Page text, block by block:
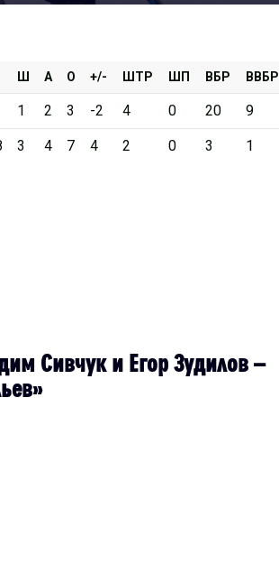
Сибирские Cнайперы
Спутник Ал
Ш А О +/- ШТР ШП ВБР ВВБР
1 2 3 -2 4 0 20 9
3 4 7 4 2 0 3 1
Сивчук и Егор Зудилов –